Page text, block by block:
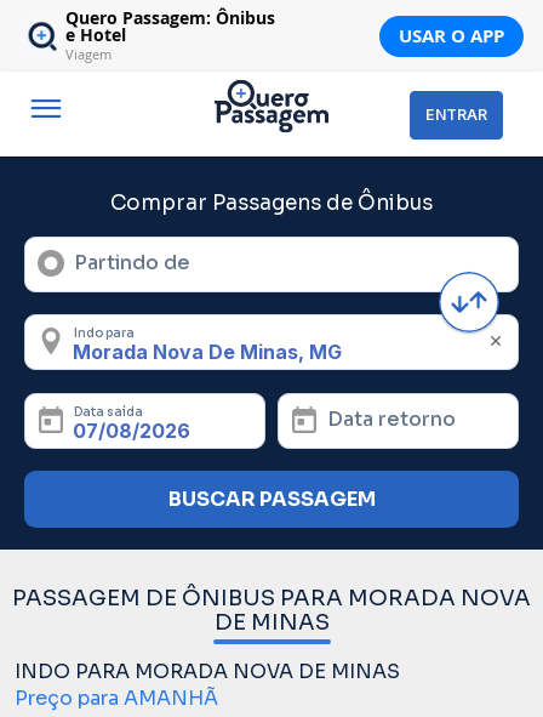
Quero Passagem: Ônibus
e Hotel
Viagem
USAR O APP
ENTRAR
Comprar Passagens de Ônibus
Partindo de
Indo para
Data saída Data retorno
BUSCAR PASSAGEM
PASSAGEM DE ÔNIBUS PARA MORADA NOVA
DE MINAS
INDO PARA MORADA NOVA DE MINAS
Preço para AMANHÃ